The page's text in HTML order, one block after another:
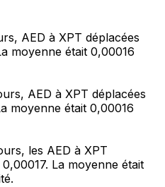
AED à XPT déplacées
moyenne était 0,00016
AED à XPT déplacées
moyenne était 0,00016
les AED à XPT
La moyenne était